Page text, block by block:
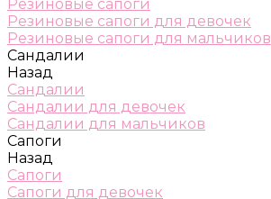
Резиновые сапоги
Резиновые сапоги для девочек
Резиновые сапоги для мальчиков
Сандалии
Назад
Сандалии
Сандалии для девочек
Сандалии для мальчиков
Сапоги
Назад
Сапоги
Сапоги для девочек